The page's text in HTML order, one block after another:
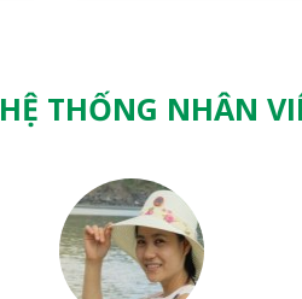
HỆ THỐNG NHÂN